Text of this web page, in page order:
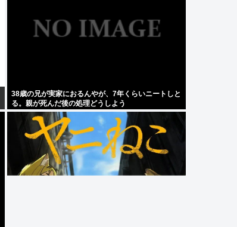
38歳の兄が実家におるんやが、7年くらいニートしと
る。親が死んだ後の処理どうしよう